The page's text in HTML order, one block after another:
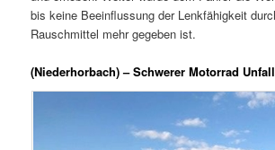
bis keine Beeinflussung der Lenkfähigkeit
Rauschmittel mehr gegeben ist.
(Niederhorbach) – Schwerer Motorrad Unfall